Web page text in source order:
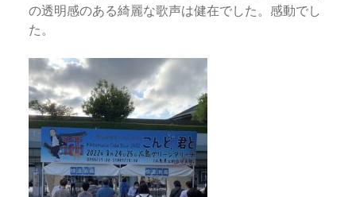
の透明感のある綺麗な歌声は健在でした。感動でし
た。